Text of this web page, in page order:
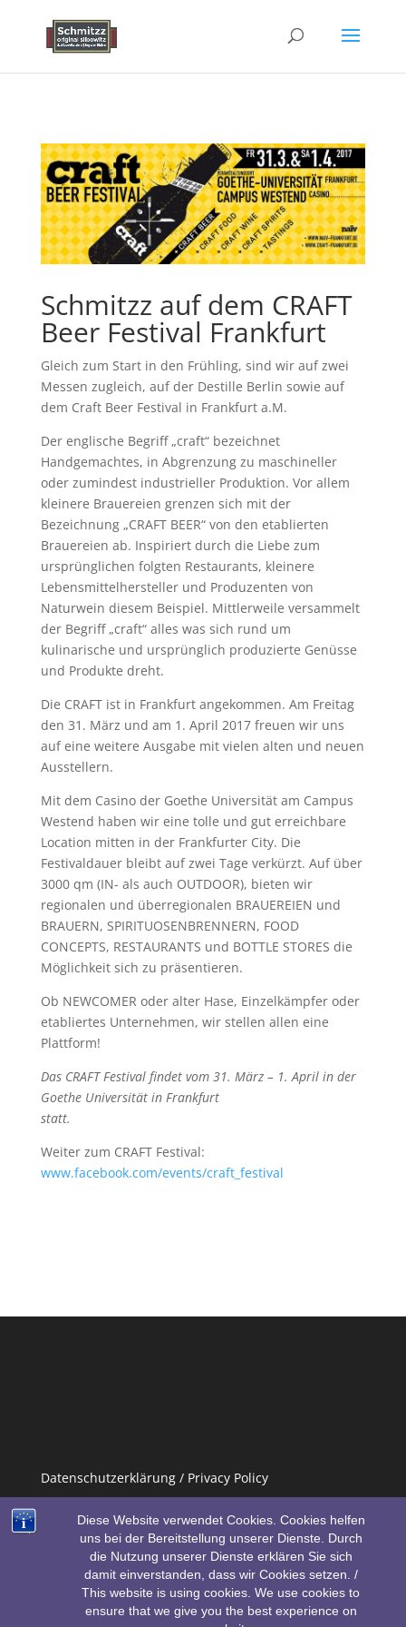
Diese Website verwendet Cookies. Cookies helfen
uns bei der Bereitstellung unserer Dienste. Durch
die Nutzung unserer Dienste erklären Sie sich
damit einverstanden, dass wir Cookies setzen. /
This website is using cookies. We use cookies to
ensure that we give you the best experience on
Schmitzz auf dem CRAFT
Beer Festival Frankfurt
Gleich zum Start in den Frühling, sind wir auf zwei
Messen zugleich, auf der Destille Berlin sowie auf
dem Craft Beer Festival in Frankfurt a.M.
Der englische Begriff „craft“ bezeichnet
Handgemachtes, in Abgrenzung zu maschineller
oder zumindest industrieller Produktion. Vor allem
kleinere Brauereien grenzen sich mit der
Bezeichnung „CRAFT BEER“ von den etablierten
Brauereien ab. Inspiriert durch die Liebe zum
ursprünglichen folgten Restaurants, kleinere
Lebensmittelhersteller und Produzenten von
Naturwein diesem Beispiel. Mittlerweile versammelt
der Begriff „craft“ alles was sich rund um
kulinarische und ursprünglich produzierte Genüsse
und Produkte dreht.
Die CRAFT ist in Frankfurt angekommen. Am Freitag
den 31. März und am 1. April 2017 freuen wir uns
auf eine weitere Ausgabe mit vielen alten und neuen
Ausstellern.
Mit dem Casino der Goethe Universität am Campus
Westend haben wir eine tolle und gut erreichbare
Location mitten in der Frankfurter City. Die
Festivaldauer bleibt auf zwei Tage verkürzt. Auf über
3000 qm (IN- als auch OUTDOOR), bieten wir
regionalen und überregionalen BRAUEREIEN und
BRAUERN, SPIRITUOSENBRENNERN, FOOD
CONCEPTS, RESTAURANTS und BOTTLE STORES die
Möglichkeit sich zu präsentieren.
Ob NEWCOMER oder alter Hase, Einzelkämpfer oder
etabliertes Unternehmen, wir stellen allen eine
Plattform!
Das CRAFT Festival findet vom 31. März – 1. April in der
Goethe Universität in Frankfurt
statt.
Weiter zum CRAFT Festival:
www.facebook.com/events/craft_festival
Datenschutzerklärung / Privacy Policy
Impressum / Imprint